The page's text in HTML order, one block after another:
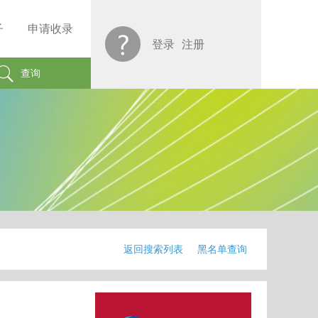
申请收录
查询
登录 注册
返回搜索列表 黑名单查询